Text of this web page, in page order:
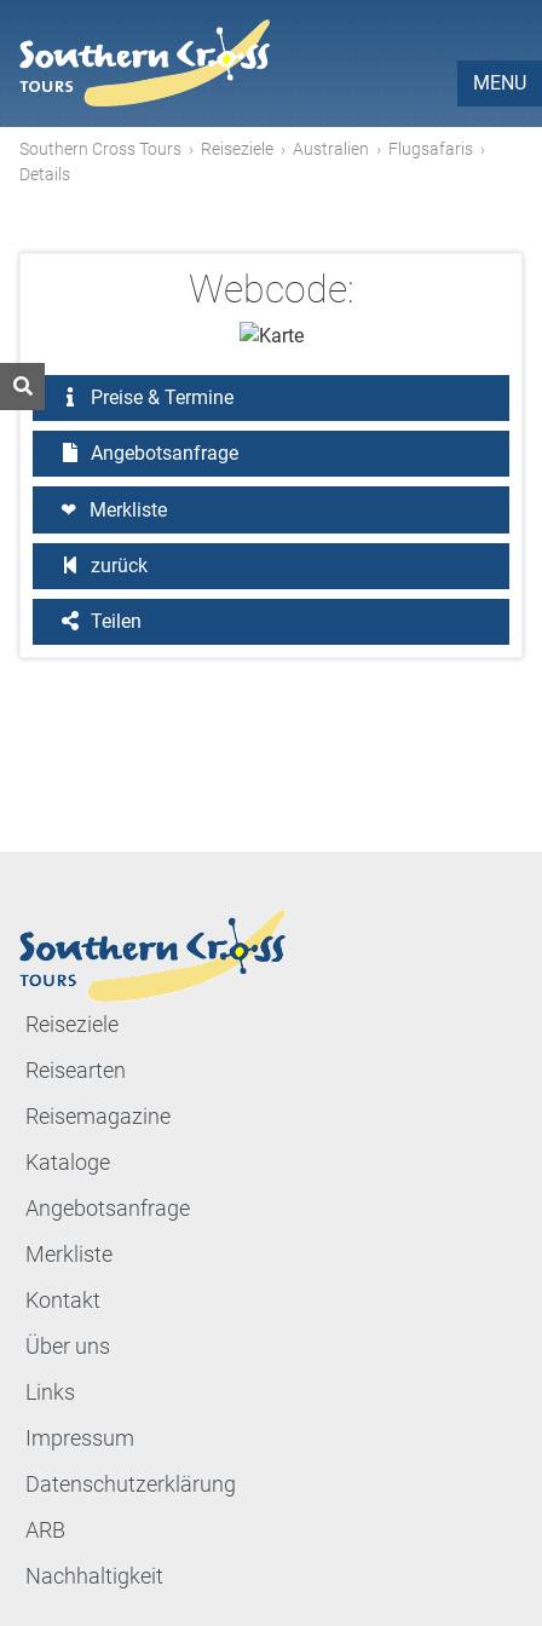
MENU
Southern Cross Tours › Reiseziele › Australien › Flugsafaris ›
Details
Webcode:
Preise & Termine
Angebotsanfrage
Merkliste
zurück
Teilen
Reiseziele
Reisearten
Reisemagazine
Kataloge
Angebotsanfrage
Merkliste
Kontakt
Über uns
Links
Impressum
Datenschutzerklärung
ARB
Nachhaltigkeit